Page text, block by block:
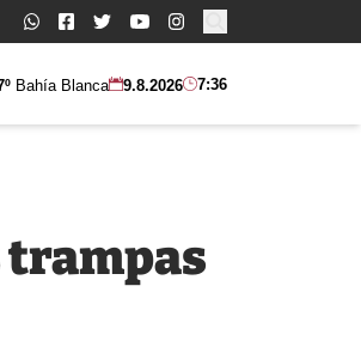
Buscar:
Bahía Blanca 9.8.2026 7:36
trampas